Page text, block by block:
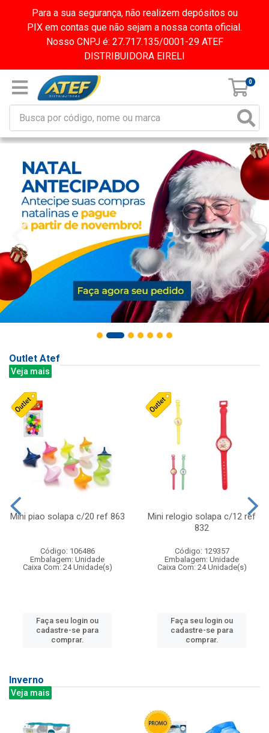
Para a sua segurança, não realizem depósitos ou
PIX em contas que não sejam a nossa conta oficial.
Nosso CNPJ é: 27.717.135/0001-29 ATEF
DISTRIBUIDORA EIRELI
0
Outlet Atef
Veja mais
Mini piao solapa c/20 ref 863
Código: 106486
Embalagem: Unidade
Caixa Com: 24 Unidade(s)
Faça seu login ou
cadastre-se para
comprar.
Mini relogio solapa c/12 ref
832
Código: 129357
Embalagem: Unidade
Caixa Com: 24 Unidade(s)
Faça seu login ou
cadastre-se para
comprar.
Inverno
Veja mais